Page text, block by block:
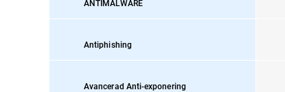
ANTIMALWARE
Antiphishing
Avancerad Anti-exponering